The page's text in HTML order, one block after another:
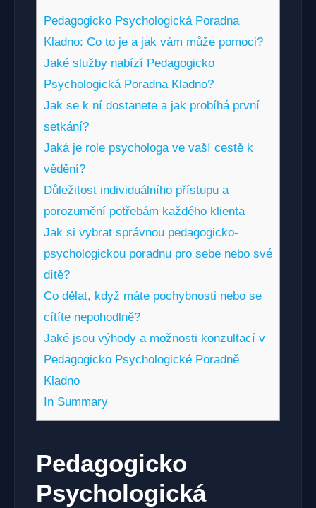
Pedagogicko Psychologická Poradna
Kladno: Co to je a jak vám může pomoci?
Jaké služby nabízí Pedagogicko
Psychologická Poradna Kladno?
Jak se k ní dostanete a jak probíhá první
setkání?
Jaká je role psychologa ve vaší cestě k
vědění?
Důležitost individuálního přístupu a
porozumění potřebám každého klienta
Jak si vybrat správnou pedagogicko-
psychologickou poradnu pro sebe nebo své
dítě?
Co dělat, když máte pochybnosti nebo se
cítíte nepohodlně?
Jaké jsou výhody a možnosti konzultací v
Pedagogicko Psychologické Poradně
Kladno
In Summary
Pedagogicko
Psychologická